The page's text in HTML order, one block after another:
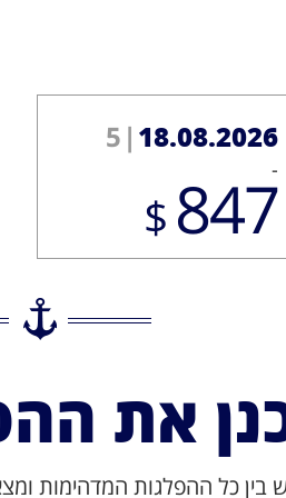
18.08.2026
|
-
$ 847
את
בין כל ההפלגות המדהימות